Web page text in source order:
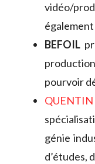
vidéo/
BEFOIL
pourvoir
génie
d’études,